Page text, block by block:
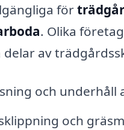
för
. Olika
delar av
och underhåll
och